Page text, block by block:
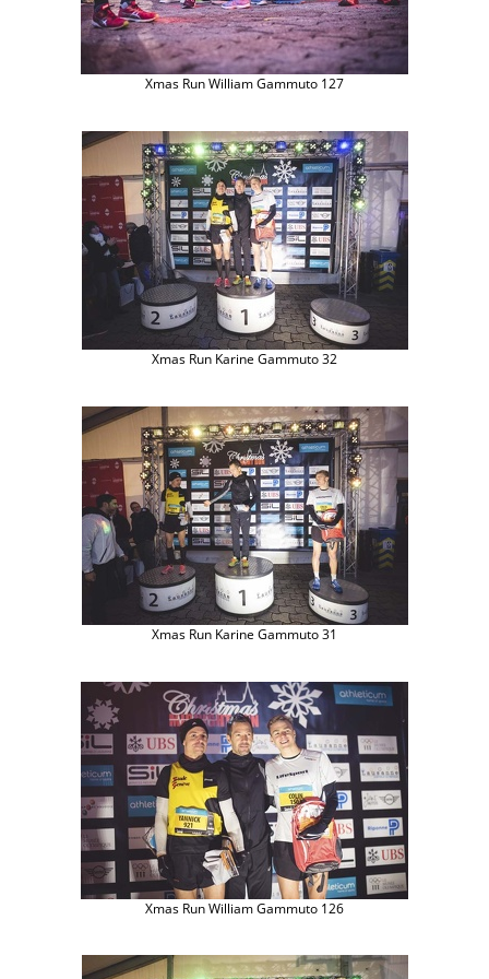
Xmas Run William Gammuto 127
Xmas Run Karine Gammuto 32
Xmas Run Karine Gammuto 31
Xmas Run William Gammuto 126